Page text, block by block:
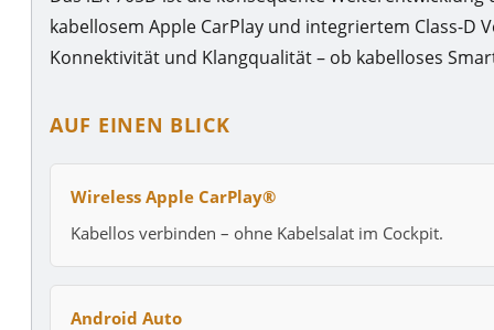
kabellosem Apple CarPlay und integriertem Class-D
Konnektivität und Klangqualität – ob kabelloses
AUF EINEN BLICK
Wireless Apple CarPlay®
Kabellos verbinden – ohne Kabelsalat im Cockpit.
Android Auto